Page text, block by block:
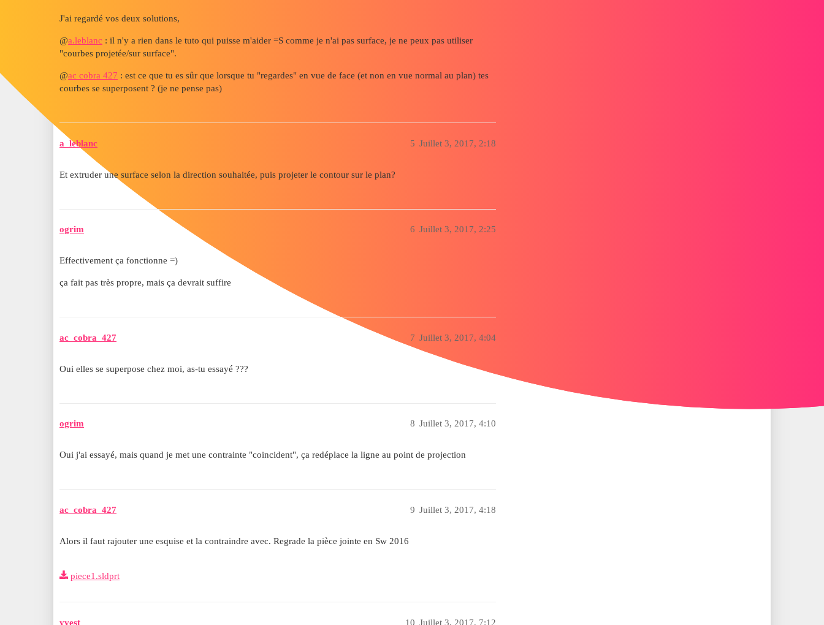
J'ai regardé vos deux solutions,
@a.leblanc : il n'y a rien dans le tuto qui puisse m'aider =S comme je n'ai pas surface, je ne peux pas utiliser
"courbes projetée/sur surface".
@ac cobra 427 : est ce que tu es sûr que lorsque tu "regardes" en vue de face (et non en vue normal au plan) tes
courbes se superposent ? (je ne pense pas)
a_leblanc Juillet 3, 2017, 2:18
5
Et extruder une surface selon la direction souhaitée, puis projeter le contour sur le plan?
ogrim Juillet 3, 2017, 2:25
6
Effectivement ça fonctionne =)
ça fait pas très propre, mais ça devrait suffire
ac_cobra_427 Juillet 3, 2017, 4:04
7
Oui elles se superpose chez moi, as-tu essayé ???
ogrim Juillet 3, 2017, 4:10
8
Oui j'ai essayé, mais quand je met une contrainte "coincident", ça redéplace la ligne au point de projection
ac_cobra_427 Juillet 3, 2017, 4:18
9
Alors il faut rajouter une esquise et la contraindre avec. Regrade la pièce jointe en Sw 2016
piece1.sldprt
yvest Juillet 3, 2017, 7:12
10